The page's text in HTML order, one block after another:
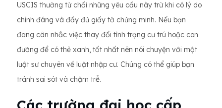
USCIS thường từ chối những yêu cầu này trừ khi có lý do
chính đáng và đầy đủ giấy tờ chứng minh. Nếu bạn
đang cân nhắc việc thay đổi tình trạng cư trú hoặc con
đường để có thẻ xanh, tốt nhất nên nói chuyện với một
luật sư chuyên về luật nhập cư. Chúng có thể giúp bạn
tránh sai sót và chậm trễ.